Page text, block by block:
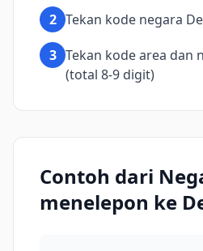
2 Tekan kode negara
3 Tekan kode area dan
(total 8-9 digit)
Contoh dari
menelepon ke